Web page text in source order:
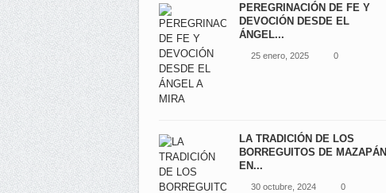
PEREGRINACIÓN DE FE Y
DEVOCIÓN DESDE EL
ÁNGEL...
25 enero, 2025 0
LA TRADICIÓN DE LOS
BORREGUITOS DE MAZAPÁN
EN...
30 octubre, 2024 0